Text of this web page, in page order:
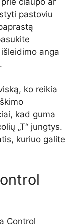
pastoviu
anga
ko reikia
kad guma
„T“ jungtys.
kuriuo galite
Control